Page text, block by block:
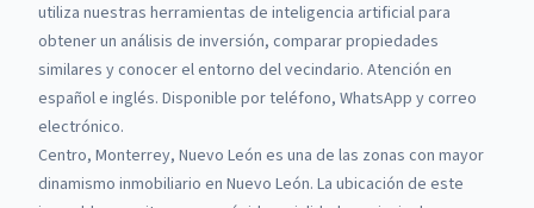
utiliza nuestras herramientas de inteligencia artificial para
obtener un análisis de inversión, comparar propiedades
similares y conocer el entorno del vecindario. Atención en
español e inglés. Disponible por teléfono, WhatsApp y correo
electrónico.
Centro, Monterrey, Nuevo León es una de las zonas con mayor
dinamismo inmobiliario en Nuevo León. La ubicación de este